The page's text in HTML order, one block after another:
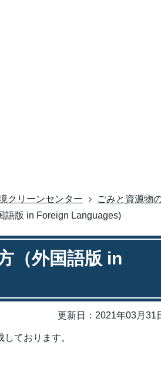
クリーンセンター
ごみと資源物
語版 in Foreign Languages)
（外国語版 in
更新日：2021年03月31
ております。